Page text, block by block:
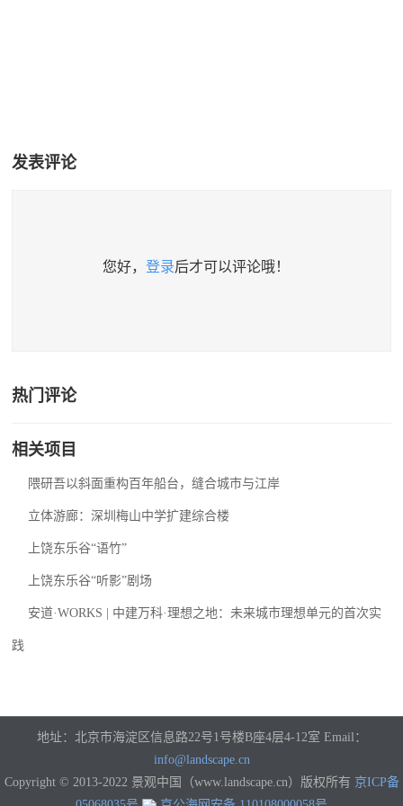
发表评论
您好， 登录后才可以评论哦！
热门评论
相关项目
隈研吾以斜面重构百年船台，缝合城市与江岸
立体游廊：深圳梅山中学扩建综合楼
上饶东乐谷“语竹”
上饶东乐谷“听影”剧场
安道·WORKS | 中建万科·理想之地：未来城市理想单元的首次实
践
地址：北京市海淀区信息路22号1号楼B座4层4-12室 Email：
info@landscape.cn
Copyright © 2013-2022 景观中国（www.landscape.cn）版权所有 京ICP备